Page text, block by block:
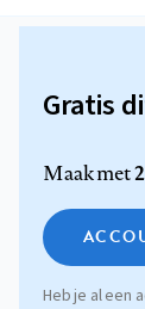
Gratis
Maak met
Heb je al een